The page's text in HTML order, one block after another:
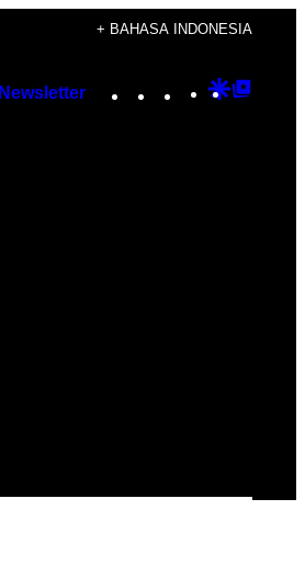
+ BAHASA INDONESIA
Newsletter Instagram
TikTok
YouTube
Google